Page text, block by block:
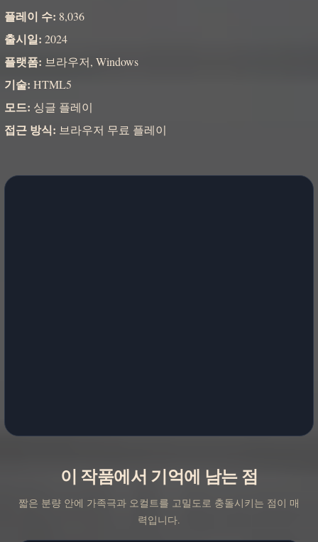
플레이 수: 8,036
출시일: 2024
플랫폼: 브라우저, Windows
기술: HTML5
모드: 싱글 플레이
접근 방식: 브라우저 무료 플레이
이 작품에서 기억에 남는 점
짧은 분량 안에 가족극과 오컬트를 고밀도로 충돌시키는 점이 매
력입니다.